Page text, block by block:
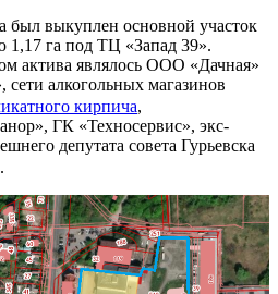
был выкуплен основной участок
1,17 га под ТЦ «Запад 39».
актива являлось ООО «Дачная»
сети алкогольных магазинов
кирпича,
ГК «Техносервис», экс-
депутата совета Гурьевска
.